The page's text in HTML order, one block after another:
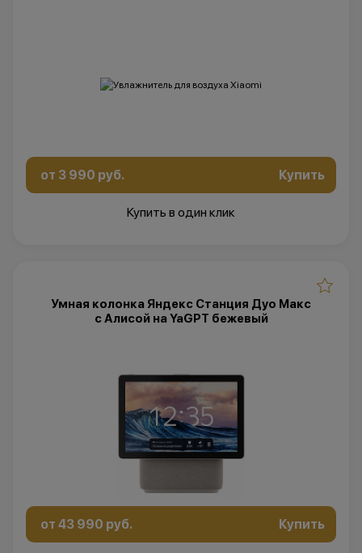
от 3 990 руб. Купить
Купить в один клик
Умная колонка Яндекс Станция Дуо Макс
с Алисой на YaGPT бежевый
от 43 990 руб. Купить